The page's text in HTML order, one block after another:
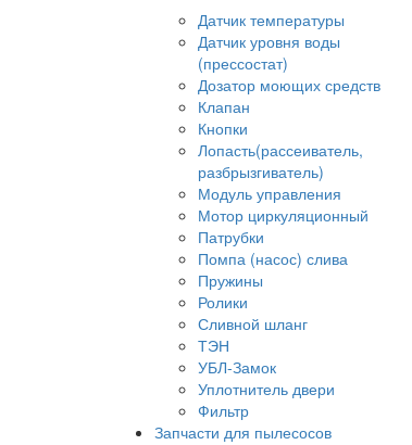
Датчик температуры
Датчик уровня воды
(прессостат)
Дозатор моющих средств
Клапан
Кнопки
Лопасть(рассеиватель,
разбрызгиватель)
Модуль управления
Мотор циркуляционный
Патрубки
Помпа (насос) слива
Пружины
Ролики
Сливной шланг
ТЭН
УБЛ-Замок
Уплотнитель двери
Фильтр
Запчасти для пылесосов